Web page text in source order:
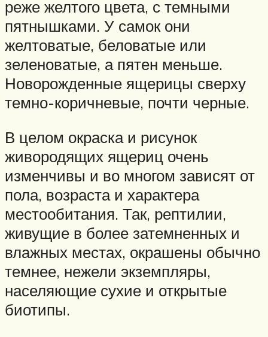
реже желтого цвета, с темными
пятнышками. У самок они
желтоватые, беловатые или
зеленоватые, а пятен меньше.
Новорожденные ящерицы сверху
темно-коричневые, почти черные.
В целом окраска и рисунок
живородящих ящериц очень
изменчивы и во многом зависят от
пола, возраста и характера
местообитания. Так, рептилии,
живущие в более затемненных и
влажных местах, окрашены обычно
темнее, нежели экземпляры,
населяющие сухие и открытые
биотипы.